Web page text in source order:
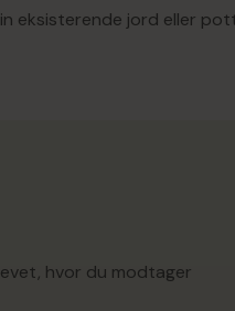
eksisterende jord eller
da det giver en let
fugtoptagelse.
hvor du modtager